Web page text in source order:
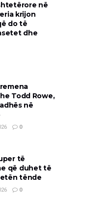
në
krijon
do të
dhe
Todd Rowe,
në
0
të
që duhet të
tënde
0